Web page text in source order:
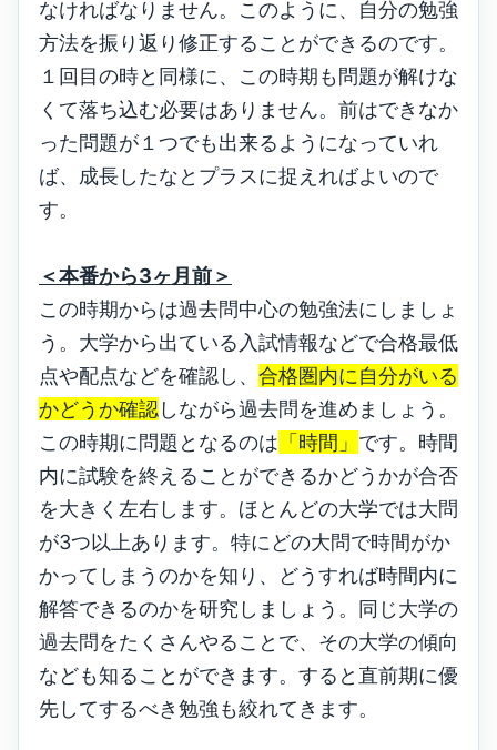
なければなりません。このように、自分の勉強
方法を振り返り修正することができるのです。
１回目の時と同様に、この時期も問題が解けな
くて落ち込む必要はありません。前はできなか
った問題が１つでも出来るようになっていれ
ば、成長したなとプラスに捉えればよいので
す。
＜本番から3ヶ月前＞
この時期からは過去問中心の勉強法にしましょ
う。大学から出ている入試情報などで合格最低
点や配点などを確認し、 合格圏内に自分がいる
かどうか確認しながら過去問を進めましょう。
この時期に問題となるのは 「時間」 です。時間
内に試験を終えることができるかどうかが合否
を大きく左右します。ほとんどの大学では大問
が3つ以上あります。特にどの大問で時間がか
かってしまうのかを知り、どうすれば時間内に
解答できるのかを研究しましょう。同じ大学の
過去問をたくさんやることで、その大学の傾向
なども知ることができます。すると直前期に優
先してするべき勉強も絞れてきます。